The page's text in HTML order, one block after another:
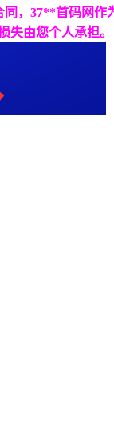
，37**首码网作
失由您个人承担。